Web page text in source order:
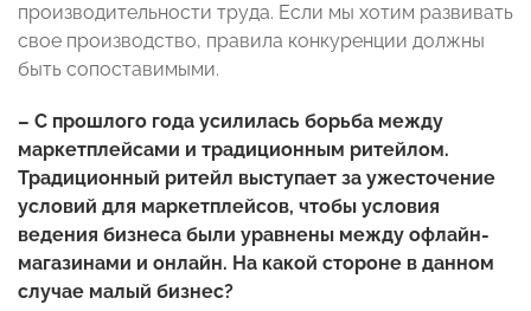
производительности труда. Если мы хотим развивать
свое производство, правила конкуренции должны
быть сопоставимыми.
– С прошлого года усилилась борьба между
маркетплейсами и традиционным ритейлом.
Традиционный ритейл выступает за ужесточение
условий для маркетплейсов, чтобы условия
ведения бизнеса были уравнены между офлайн-
магазинами и онлайн. На какой стороне в данном
случае малый бизнес?